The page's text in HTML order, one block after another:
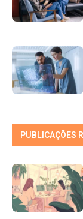
PUBLICAÇÕES